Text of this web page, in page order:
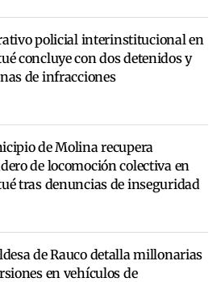
policial interinstitucional en
concluye con dos detenidos y
de infracciones
de Molina recupera
de locomoción colectiva en
tras denuncias de inseguridad
de Rauco detalla millonarias
en vehículos de